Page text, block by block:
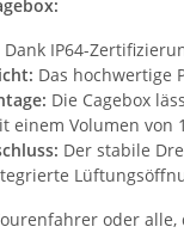
Dank IP64-
Das hochwertige
Die Cagebox
einem Volumen von
Der stabile
oder